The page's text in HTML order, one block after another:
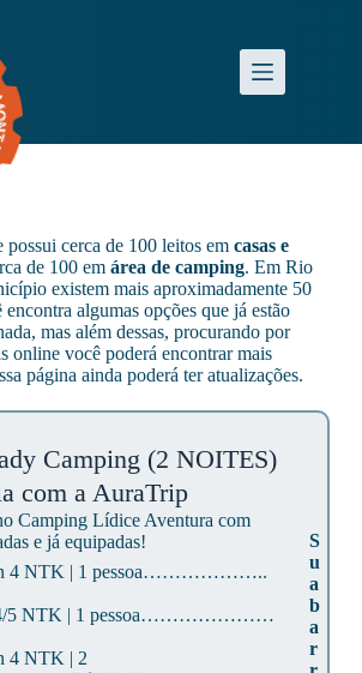
cerca de 100 leitos em casas e
de 100 em área de camping. Em Rio
existem mais aproximadamente 50
algumas opções que já estão
mas além dessas, procurando por
online você poderá encontrar mais
página ainda poderá ter atualizações.
Camping (2 NOITES)
com a AuraTrip
Camping Lídice Aventura com
e já equipadas!
4 NTK | 1 pessoa………………..
4/5 NTK | 1 pessoa…………………
4 NTK | 2
S
u
a
b
a
r